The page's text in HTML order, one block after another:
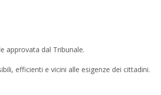
approvata dal Tribunale.
efficienti e vicini alle esigenze dei cittadini.